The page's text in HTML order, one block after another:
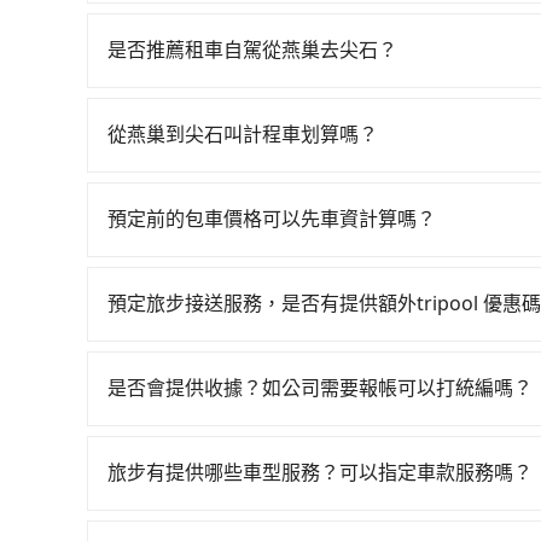
搭乘。假設從高雄市燕巢區前往最靠近的左營高
元後，抵達新竹縣尖石鄉的目的地。全程加上轉
tripool還是比較划算的。如果你是三人以下要乘
是否推薦租車自駕從燕巢去尖石？
地然懺路、尚允租賃、赫茲租賃。一般租車以天
里，超過還會額外加收100~2,000元不等的費用
還有段路，且須配合車行營業時間做租還動作，
從燕巢到尖石叫計程車划算嗎？
算，價格約為5,775~6,900元間。但如果要考慮
預定前的包車價格可以先車資計算嗎？
預定旅步接送服務，是否有提供額外tripool 優惠碼
價錢更優惠」，即可獲取回程95折折價券，供您預
是否會提供收據？如公司需要報帳可以打統編嗎？
付款前可以輸入公司的抬頭與統編，可向國稅局
旅步有提供哪些車型服務？可以指定車款服務嗎？